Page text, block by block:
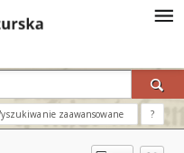
zaawansowane ?